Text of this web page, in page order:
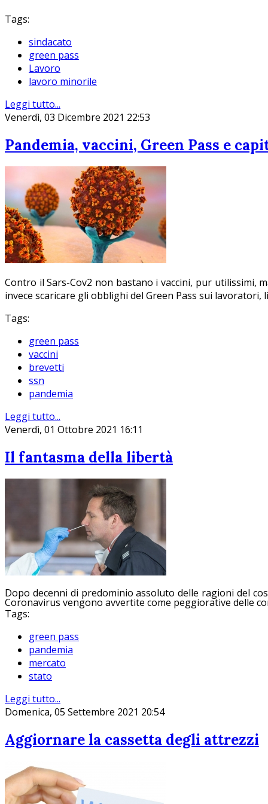
Tags:
sindacato
green pass
Lavoro
lavoro minorile
Leggi tutto...
Venerdì, 03 Dicembre 2021 22:53
Pandemia, vaccini, Green Pass e
Contro il Sars-Cov2 non bastano i vaccini, pur utilissimi,
invece scaricare gli obblighi del Green Pass sui
Tags:
green pass
vaccini
brevetti
ssn
pandemia
Leggi tutto...
Venerdì, 01 Ottobre 2021 16:11
Il fantasma della libertà
Dopo decenni di predominio assoluto delle ragioni del
Coronavirus vengono avvertite come peggiorative delle
Tags:
green pass
pandemia
mercato
stato
Leggi tutto...
Domenica, 05 Settembre 2021 20:54
Aggiornare la cassetta degli attrezzi